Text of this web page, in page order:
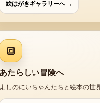
絵はがきギャラリーへ →
🔳
あたらしい冒険へ
よしのにいちゃんたちと絵本の世